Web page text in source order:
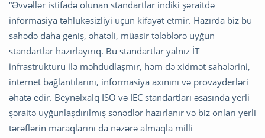
“Əvvəllər istifadə olunan standartlar indiki şəraitdə
informasiya təhlükəsizliyi üçün kifayət etmir. Hazırda biz bu
sahədə daha geniş, əhatəli, müasir tələblərə uyğun
standartlar hazırlayırıq. Bu standartlar yalnız İT
infrastrukturu ilə məhdudlaşmır, həm də xidmət sahələrini,
internet bağlantılarını, informasiya axınını və provayderləri
əhatə edir. Beynəlxalq ISO və IEC standartları əsasında yerli
şəraitə uyğunlaşdırılmış sənədlər hazırlanır və biz onları yerli
tərəflərin maraqlarını da nəzərə almaqla milli